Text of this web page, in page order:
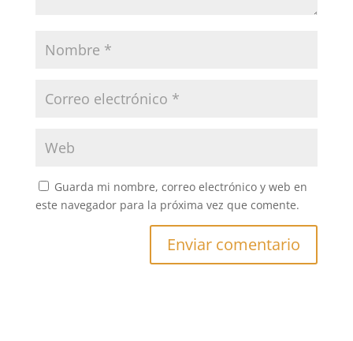
Guarda mi nombre, correo electrónico y web en
este navegador para la próxima vez que comente.